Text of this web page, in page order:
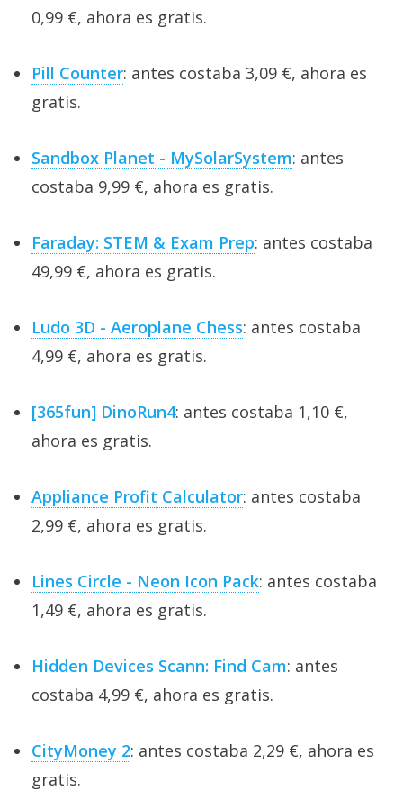
0,99 €, ahora es gratis.
Pill Counter: antes costaba 3,09 €, ahora es
gratis.
Sandbox Planet - MySolarSystem: antes
costaba 9,99 €, ahora es gratis.
Faraday: STEM & Exam Prep: antes costaba
49,99 €, ahora es gratis.
Ludo 3D - Aeroplane Chess: antes costaba
4,99 €, ahora es gratis.
[365fun] DinoRun4: antes costaba 1,10 €,
ahora es gratis.
Appliance Profit Calculator: antes costaba
2,99 €, ahora es gratis.
Lines Circle - Neon Icon Pack: antes costaba
1,49 €, ahora es gratis.
Hidden Devices Scann: Find Cam: antes
costaba 4,99 €, ahora es gratis.
CityMoney 2: antes costaba 2,29 €, ahora es
gratis.